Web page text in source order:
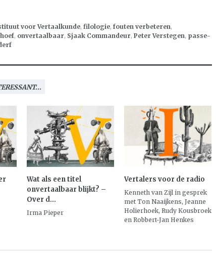
voor Vertaalkunde, filologie, fouten verbeteren,
, onvertaalbaar, Sjaak Commandeur, Peter Verstegen, passe-
Wat als een titel
onvertaalbaar blijkt? –
Over d...
Irma Pieper
Vertalers voor de radio
Kenneth van Zijl in gesprek
met Ton Naaijkens, Jeanne
Holierhoek, Rudy Kousbroek
en Robbert-Jan Henkes